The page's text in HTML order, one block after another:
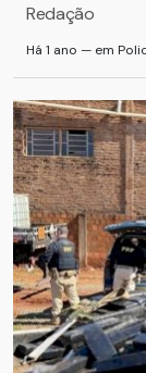
Redação
Há 1 ano — em